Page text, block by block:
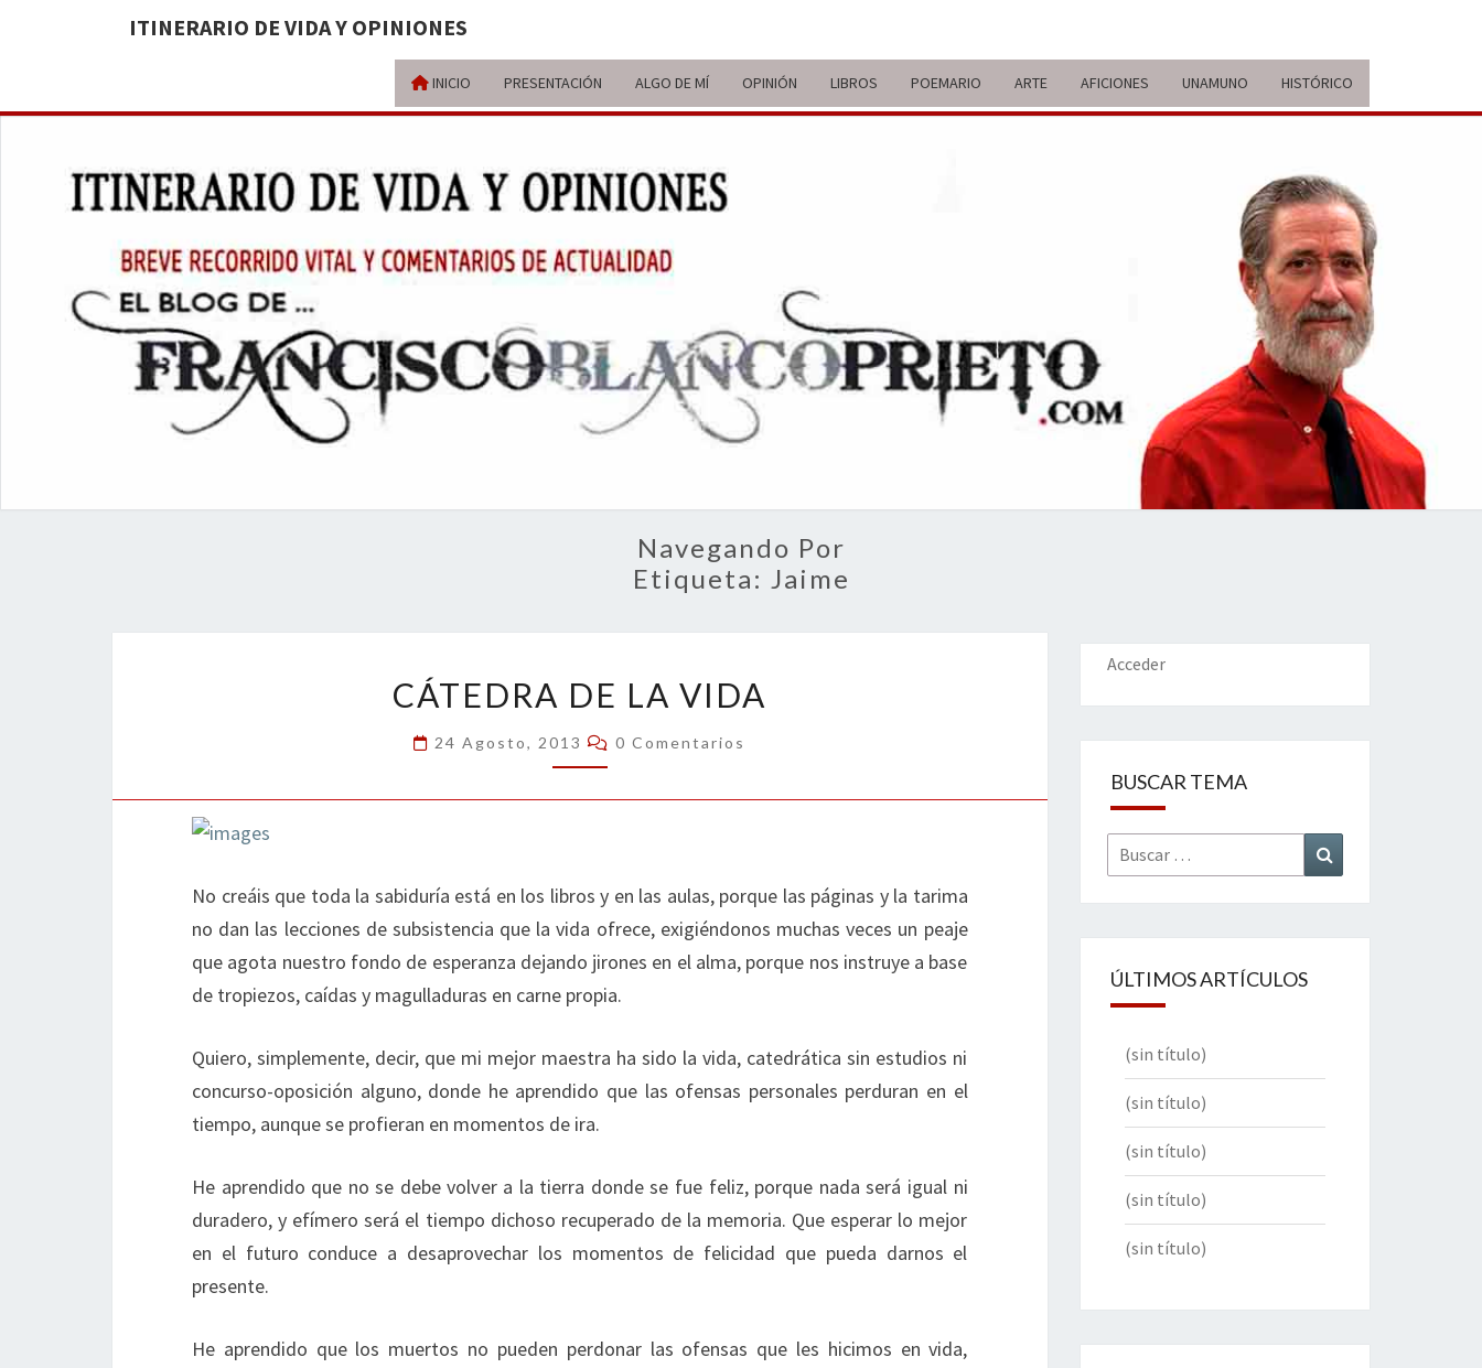
ITINERARIO DE VIDA Y OPINIONES
INICIO PRESENTACIÓN ALGO DE MÍ OPINIÓN LIBROS POEMARIO ARTE AFICIONES UNAMUNO HISTÓRICO
ITINERARIO
DE VIDA Y
OPINIONES
BREVE
RECORRIDO
VITAL Y
COMENTARIOS
ACTUALIDAD
Navegando Por
Etiqueta: Jaime
DE
LA
VIDA
CÁTEDRA DE LA VIDA
24 Agosto, 2013 Comentarios
0 Comentarios
No creáis que toda la sabiduría está en los libros y en las aulas, porque las páginas y la tarima
no dan las lecciones de subsistencia que la vida ofrece, exigiéndonos muchas veces un peaje
que agota nuestro fondo de esperanza dejando jirones en el alma, porque nos instruye a base
de tropiezos, caídas y magulladuras en carne propia.
Quiero, simplemente, decir, que mi mejor maestra ha sido la vida, catedrática sin estudios ni
concurso-oposición alguno, donde he aprendido que las ofensas personales perduran en el
tiempo, aunque se profieran en momentos de ira.
He aprendido que no se debe volver a la tierra donde se fue feliz, porque nada será igual ni
duradero, y efímero será el tiempo dichoso recuperado de la memoria. Que esperar lo mejor
en el futuro conduce a desaprovechar los momentos de felicidad que pueda darnos el
presente.
He aprendido que los muertos no pueden perdonar las ofensas que les hicimos en vida,
Acceder
BUSCAR TEMA
Buscar
por:
ÚLTIMOS ARTÍCULOS
(sin título)
(sin título)
(sin título)
(sin título)
(sin título)